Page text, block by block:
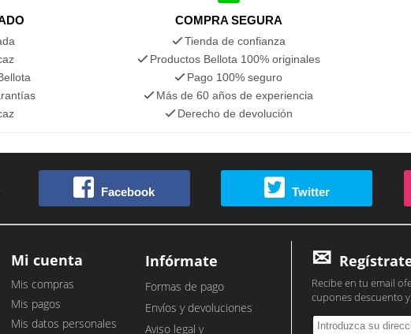
COMPRA SEGURA
Tienda de confianza
Productos Bellota 100% originales
Pago 100% seguro
Más de 60 años de experiencia
Derecho de devolución
Facebook Twitter
Mi cuenta
Mis compras
Mis pagos
Mis datos personales
Infórmate
Formas de pago
Envíos y devoluciones
Aviso legal y
Recibe en tu email
cupones descuento